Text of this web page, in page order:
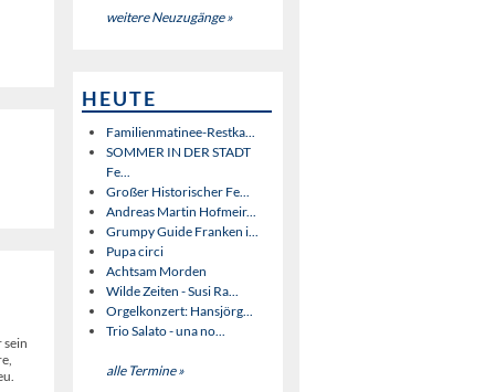
sein
weitere Neuzugänge »
HEUTE
Familienmatinee-Restka...
SOMMER IN DER STADT
Fe...
Großer Historischer Fe...
Andreas Martin Hofmeir...
Grumpy Guide Franken i...
Pupa circi
Achtsam Morden
Wilde Zeiten - Susi Ra...
Orgelkonzert: Hansjörg...
Trio Salato - una no...
alle Termine »